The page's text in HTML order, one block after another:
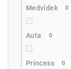
Medvídek 0
Auta 0
Princess 0